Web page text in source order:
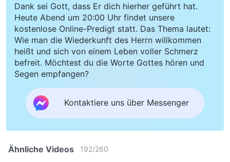
Dank sei Gott, dass Er dich hierher geführt hat.
Heute Abend um 20:00 Uhr findet unsere
kostenlose Online-Predigt statt. Das Thema lautet:
Wie man die Wiederkunft des Herrn willkommen
heißt und sich von einem Leben voller Schmerz
befreit. Möchtest du die Worte Gottes hören und
Segen empfangen?
Kontaktiere uns über Messenger
Ähnliche Videos 192/260